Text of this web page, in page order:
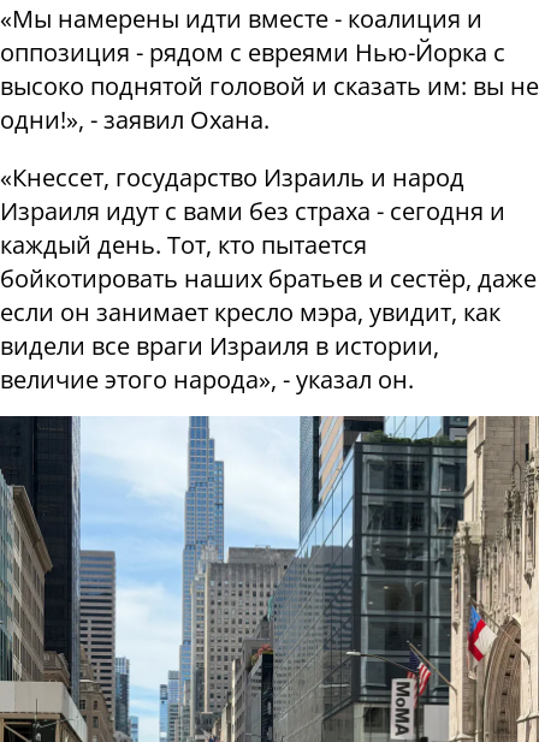
«Мы намерены идти вместе - коалиция и
оппозиция - рядом с евреями Нью-Йорка с
высоко поднятой головой и сказать им: вы не
одни!», - заявил Охана.
«Кнессет, государство Израиль и народ
Израиля идут с вами без страха - сегодня и
каждый день. Тот, кто пытается
бойкотировать наших братьев и сестёр, даже
если он занимает кресло мэра, увидит, как
видели все враги Израиля в истории,
величие этого народа», - указал он.